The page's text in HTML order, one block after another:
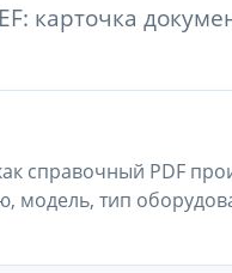
карточка
справочный PDF
модель, тип